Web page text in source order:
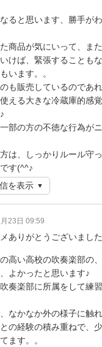
ると思います、勝手が
商品が気にいって、また
けば、緊張することも
います。。
も販売しているのであ
える大きな冷蔵庫的感
部の方の不徳な行為が
は、しっかりルール守
す(^^♪
を表示
23日 09:59
ありがとうございまし
高い高校の吹奏楽部の
よかったと思います♪
奏楽部に所属をして練
なかなか外の様子に触
の経験の積み重ねで、
ます。。